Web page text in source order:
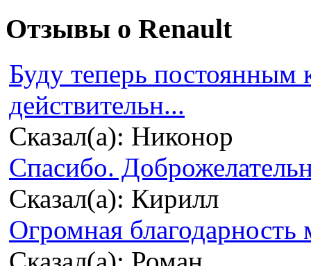
Отзывы о Renault
Буду теперь
действительн...
Сказал(а): Никонор
Спасибо.
Сказал(а): Кирилл
Огромная благодарность